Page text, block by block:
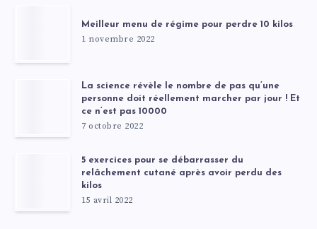
Meilleur menu de régime pour perdre 10 kilos
1 novembre 2022
La science révèle le nombre de pas qu’une
personne doit réellement marcher par jour ! Et
ce n’est pas 10000
7 octobre 2022
5 exercices pour se débarrasser du
relâchement cutané après avoir perdu des
kilos
15 avril 2022